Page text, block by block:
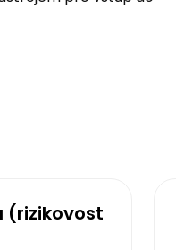
(rizikovost